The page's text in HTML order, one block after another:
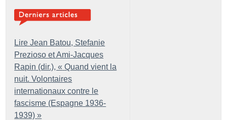
Lire Jean Batou, Stefanie
Prezioso et Ami-Jacques
Rapin (dir.), « Quand vient la
nuit. Volontaires
internationaux contre le
fascisme (Espagne 1936-
1939) »